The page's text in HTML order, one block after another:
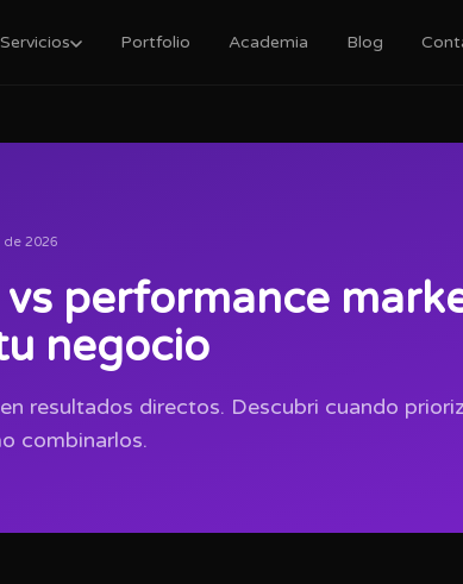
Servicios Portfolio Academia Blog
2026
performance
negocio
resultados directos. Descubri cuando
combinarlos.